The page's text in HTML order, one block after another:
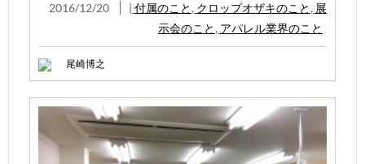
2016/12/20 | 付属のこと , クロップオザキのこと , 展
示会のこと , アパレル業界のこと
尾崎博之